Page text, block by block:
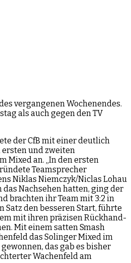
vergangenen Wochenendes.
als auch gegen den TV
der CfB mit einer deutlich
und zweiten
Mixed an. „In den ersten
Teamsprecher
Niklas Niemczyk/Niclas Lohau
Nachsehen hatten, ging der
brachten ihr Team mit 3:2 in
den besseren Start, führte
mit ihren präzisen Rückhand-
Mit einem satten Smash
das Solinger Mixed im
das gab es bisher
Wachenfeld am